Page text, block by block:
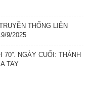
THỐNG LIÊN
9/2025
70”. NGÀY CUỐI: THÁNH
TAY